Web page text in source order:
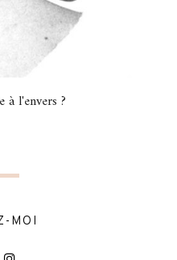
à l'envers ?
MOI